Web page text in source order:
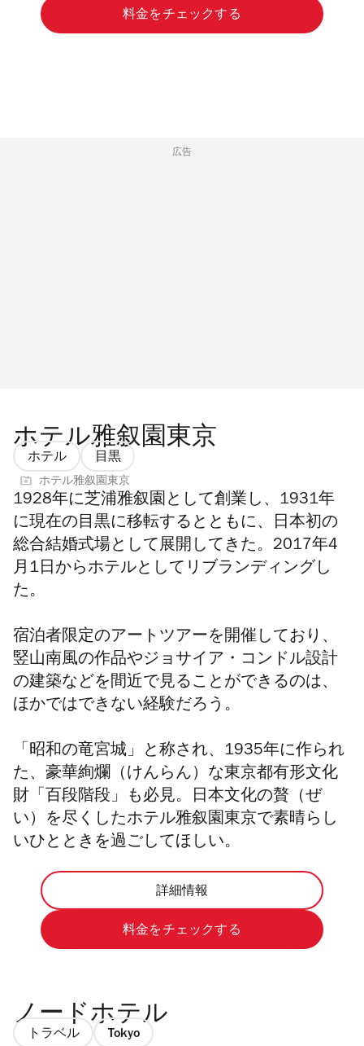
料金をチェックする
広告
ホテル雅叙園東京
ホテル 目黒
ホテル雅叙園東京
1928年に芝浦雅叙園として創業し、1931年
に現在の目黒に移転するとともに、日本初の
総合結婚式場として展開してきた。2017年4
月1日からホテルとしてリブランディングし
た。
宿泊者限定のアートツアーを開催しており、
竪山南風の作品やジョサイア・コンドル設計
の建築などを間近で見ることができるのは、
ほかではできない経験だろう。
「昭和の竜宮城」と称され、1935年に作られ
た、豪華絢爛（けんらん） な東京都有形文化
財「百段階段」も必見。日本文化の贅（ぜ
い）を尽くしたホテル雅叙園東京で素晴らし
いひとときを過ごしてほしい。
詳細情報
料金をチェックする
ノードホテル
トラベル Tokyo